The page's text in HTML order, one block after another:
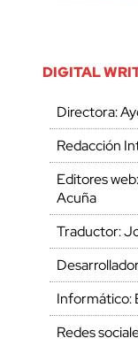
DIGITAL
Directora:
Redacción
Editores
Acuña
Traductor:
Informático:
Redes